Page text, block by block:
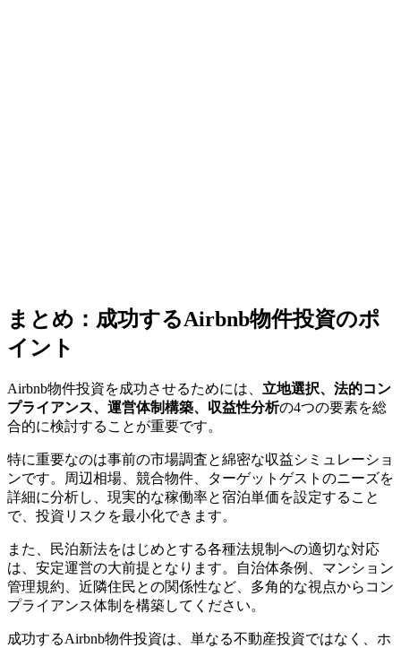
まとめ：成功するAirbnb物件投資のポ
イント
Airbnb物件投資を成功させるためには、 立地選択、法的コン
プライアンス、運営体制構築、収益性分析の4つの要素を総
合的に検討することが重要です。
特に重要なのは事前の市場調査と綿密な収益シミュレーショ
ンです。周辺相場、競合物件、ターゲットゲストのニーズを
詳細に分析し、現実的な稼働率と宿泊単価を設定すること
で、投資リスクを最小化できます。
また、民泊新法をはじめとする各種法規制への適切な対応
は、安定運営の大前提となります。自治体条例、マンション
管理規約、近隣住民との関係性など、多角的な視点からコン
プライアンス体制を構築してください。
成功するAirbnb物件投資は、単なる不動産投資ではなく、ホ